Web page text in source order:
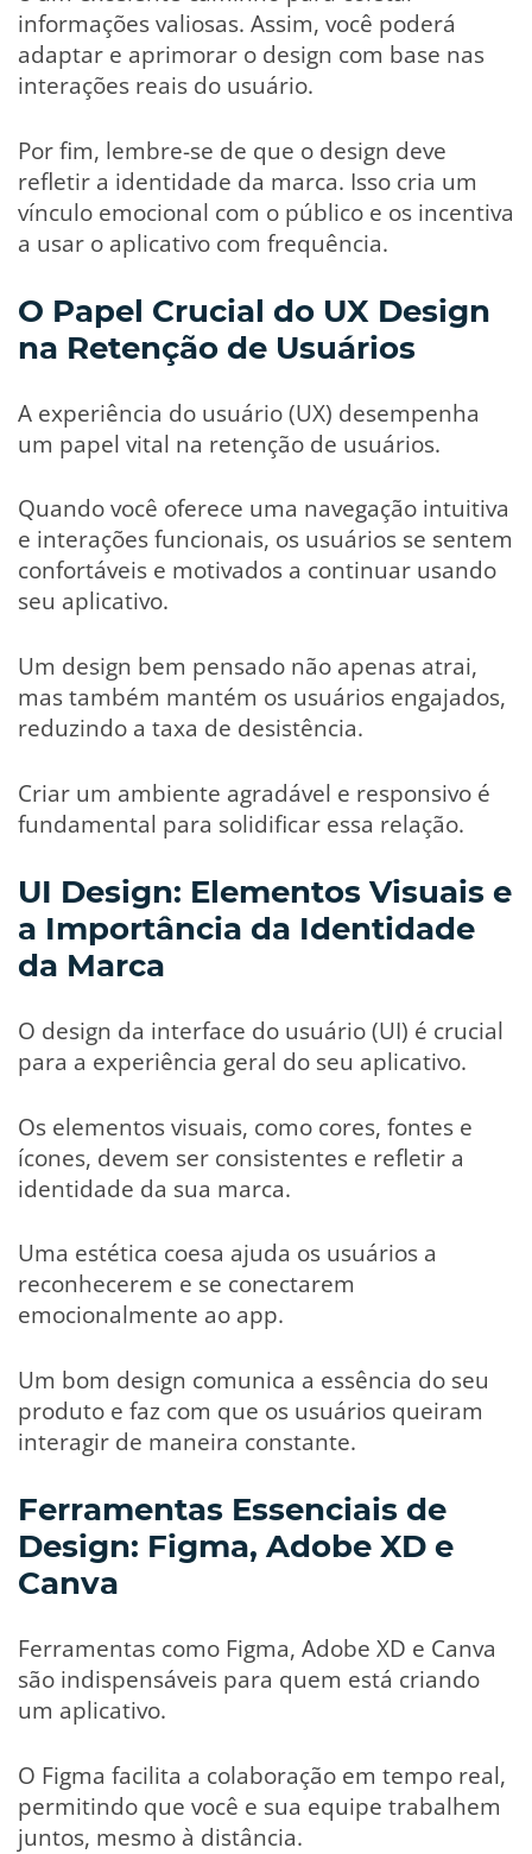
informações valiosas. Assim, você poderá
adaptar e aprimorar o design com base nas
interações reais do usuário.
Por fim, lembre-se de que o design deve
refletir a identidade da marca. Isso cria um
vínculo emocional com o público e os incentiva
a usar o aplicativo com frequência.
O Papel Crucial do UX Design
na Retenção de Usuários
A experiência do usuário (UX) desempenha
um papel vital na retenção de usuários.
Quando você oferece uma navegação intuitiva
e interações funcionais, os usuários se sentem
confortáveis e motivados a continuar usando
seu aplicativo.
Um design bem pensado não apenas atrai,
mas também mantém os usuários engajados,
reduzindo a taxa de desistência.
Criar um ambiente agradável e responsivo é
fundamental para solidificar essa relação.
UI Design: Elementos Visuais e
a Importância da Identidade
da Marca
O design da interface do usuário (UI) é crucial
para a experiência geral do seu aplicativo.
Os elementos visuais, como cores, fontes e
ícones, devem ser consistentes e refletir a
identidade da sua marca.
Uma estética coesa ajuda os usuários a
reconhecerem e se conectarem
emocionalmente ao app.
Um bom design comunica a essência do seu
produto e faz com que os usuários queiram
interagir de maneira constante.
Ferramentas Essenciais de
Design: Figma, Adobe XD e
Canva
Ferramentas como Figma, Adobe XD e Canva
são indispensáveis para quem está criando
um aplicativo.
O Figma facilita a colaboração em tempo real,
permitindo que você e sua equipe trabalhem
juntos, mesmo à distância.